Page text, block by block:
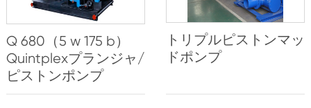
Q 680（5 w 175 b）
Quintplexプランジャ/
ピストンポンプ
トリプルピストンマッ
ドポンプ